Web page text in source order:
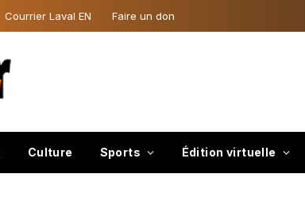
Courrier Laval EN Faire un don
Culture Sports Édition virtuelle